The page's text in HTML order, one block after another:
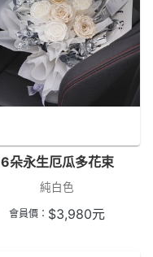
6朵永生厄瓜多花束
純白色
會員價： $3,980元